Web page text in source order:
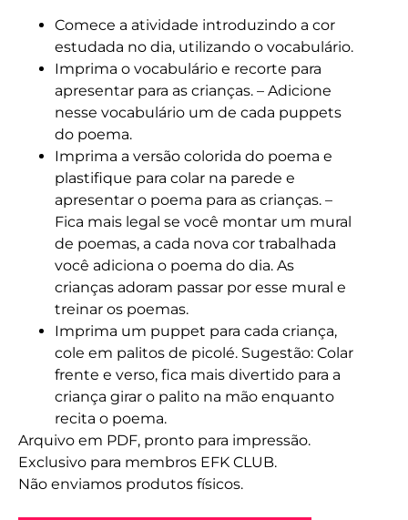
Comece a atividade introduzindo a cor
estudada no dia, utilizando o vocabulário.
Imprima o vocabulário e recorte para
apresentar para as crianças. – Adicione
nesse vocabulário um de cada puppets
do poema.
Imprima a versão colorida do poema e
plastifique para colar na parede e
apresentar o poema para as crianças. –
Fica mais legal se você montar um mural
de poemas, a cada nova cor trabalhada
você adiciona o poema do dia. As
crianças adoram passar por esse mural e
treinar os poemas.
Imprima um puppet para cada criança,
cole em palitos de picolé. Sugestão: Colar
frente e verso, fica mais divertido para a
criança girar o palito na mão enquanto
recita o poema.
Arquivo em PDF, pronto para impressão.
Exclusivo para membros EFK CLUB.
Não enviamos produtos físicos.